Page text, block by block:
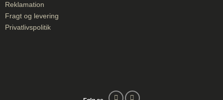
Reklamation
Fragt og levering
Privatlivspolitik